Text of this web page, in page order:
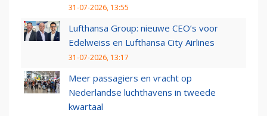
31-07-2026, 13:55
Lufthansa Group: nieuwe CEO’s voor
Edelweiss en Lufthansa City Airlines
31-07-2026, 13:17
Meer passagiers en vracht op
Nederlandse luchthavens in tweede
kwartaal